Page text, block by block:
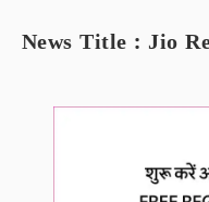
News Title : Jio